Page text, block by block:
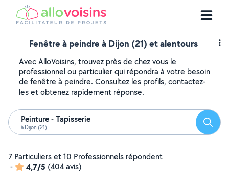
Fenêtre à peindre à Dijon (21) et alentours
Avec AlloVoisins, trouvez près de chez vous le
professionnel ou particulier qui répondra à votre besoin
de fenêtre à peindre. Consultez les profils, contactez-
les et obtenez rapidement réponse.
Peinture - Tapisserie
à Dijon (21)
7 Particuliers et 10 Professionnels répondent
-
4,7/5 (404 avis)